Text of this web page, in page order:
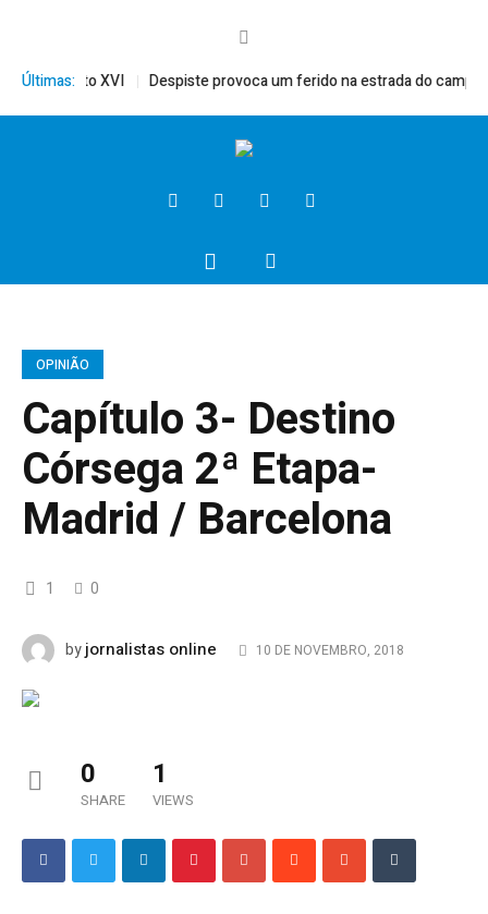
Últimas:
Bento XVI Despiste provoca um ferido na estrada do campo
OPINIÃO
Capítulo 3- Destino
Córsega 2ª Etapa-
Madrid / Barcelona
1 0
byjornalistas online 10 DE NOVEMBRO, 2018
0
SHARE
1
VIEWS